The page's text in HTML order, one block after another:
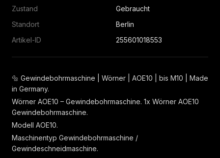
Zustand
Gebraucht
Standort
Berlin
Artikel-ID
255601018553
🔩 Gewindebohrmaschine | Wörner | AOE10 | bis M10 | Made
in Germany.
Wörner AOE10 – Gewindebohrmaschine. 1x Wörner AOE10
Gewindebohrmaschine.
Modell AOE10.
Maschinentyp Gewindebohrmaschine /
Gewindeschneidmaschine.